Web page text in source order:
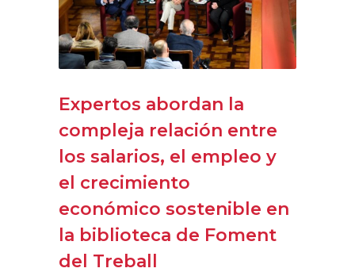
Expertos abordan la
compleja relación entre
los salarios, el empleo y
el crecimiento
económico sostenible en
la biblioteca de Foment
del Treball